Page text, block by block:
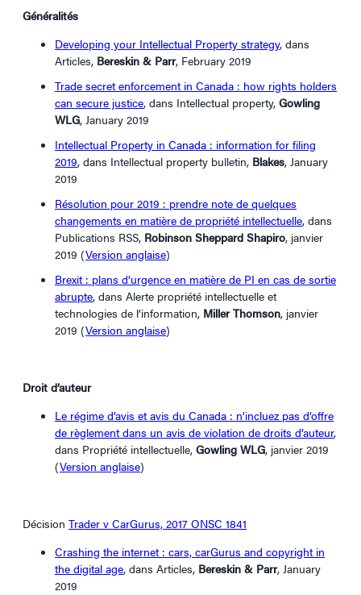
Généralités
Developing your Intellectual Property strategy, dans
Articles, Bereskin & Parr, February 2019
Trade secret enforcement in Canada : how rights holders
can secure justice, dans Intellectual property, Gowling
WLG, January 2019
Intellectual Property in Canada : information for filing
2019, dans Intellectual property bulletin, Blakes, January
2019
Résolution pour 2019 : prendre note de quelques
changements en matière de propriété intellectuelle, dans
Publications RSS, Robinson Sheppard Shapiro, janvier
2019 (Version anglaise)
Brexit : plans d’urgence en matière de PI en cas de sortie
abrupte, dans Alerte propriété intellectuelle et
technologies de l’information, Miller Thomson, janvier
2019 (Version anglaise)
Droit d’auteur
Le régime d’avis et avis du Canada : n’incluez pas d’offre
de règlement dans un avis de violation de droits d’auteur,
dans Propriété intellectuelle, Gowling WLG, janvier 2019
(Version anglaise)
Décision Trader v CarGurus, 2017 ONSC 1841
Crashing the internet : cars, carGurus and copyright in
the digital age, dans Articles, Bereskin & Parr, January
2019